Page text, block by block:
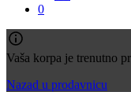
0
Vaša korpa je trenutno
Nazad u prodavnicu